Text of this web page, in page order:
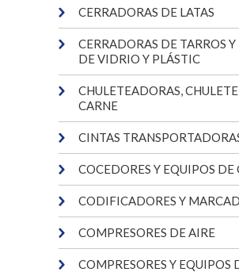
CERRADORAS DE LATAS
CERRADORAS DE TARROS Y
DE VIDRIO Y PLÁSTIC
CHULETEADORAS,
CARNE
CINTAS
COCEDORES Y EQUIPOS DE
CODIFICADORES Y
COMPRESORES DE AIRE
COMPRESORES Y EQUIPOS